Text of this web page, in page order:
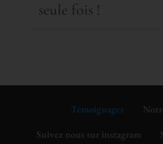
seule fois !
Témoignages
Suivez nous sur instagram